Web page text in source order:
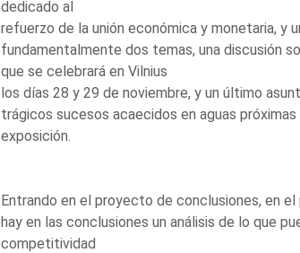
dedicado al
refuerzo de la unión económica y monetaria, y
fundamentalmente dos temas, una discusión
que se celebrará en Vilnius
los días 28 y 29 de noviembre, y un último
trágicos sucesos acaecidos en aguas
exposición.
Entrando en el proyecto de conclusiones, en
hay en las conclusiones un análisis de lo que
competitividad